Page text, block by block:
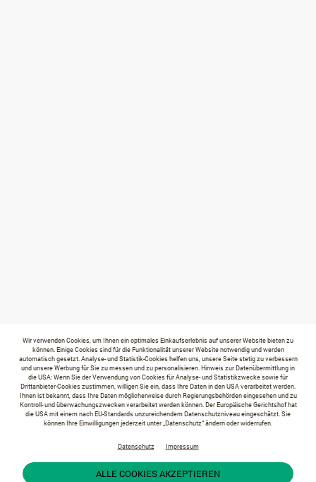
Wir verwenden Cookies, um Ihnen ein optimales Einkaufserlebnis auf unserer Website bieten zu
können. Einige Cookies sind für die Funktionalität unserer Website notwendig und werden
automatisch gesetzt. Analyse- und Statistik-Cookies helfen uns, unsere Seite stetig zu verbessern
und unsere Werbung für Sie zu messen und zu personalisieren. Hinweis zur Datenübermittlung in
die USA: Wenn Sie der Verwendung von Cookies für Analyse- und Statistikzwecke sowie für
Drittanbieter-Cookies zustimmen, willigen Sie ein, dass Ihre Daten in den USA verarbeitet werden.
Ihnen ist bekannt, dass Ihre Daten möglicherweise durch Regierungsbehörden eingesehen und zu
Kontroll- und überwachungszwecken verarbeitet werden können. Der Europäische Gerichtshof hat
die USA mit einem nach EU-Standards unzureichendem Datenschutzniveau eingeschätzt. Sie
können Ihre Einwilligungen jederzeit unter „Datenschutz“ ändern oder widerrufen.
Datenschutz Impressum
ALLE COOKIES AKZEPTIEREN